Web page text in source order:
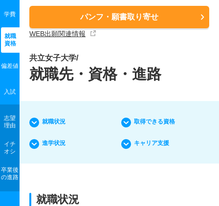
パンフ・願書取り寄せ
WEB出願関連情報
学費
就職
資格
偏差値
入試
志望
理由
イチ
オシ
卒業後
の進路
共立女子大学/
就職先・資格・進路
就職状況 取得できる資格
進学状況 キャリア支援
就職状況